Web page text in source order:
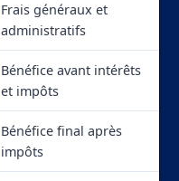
Frais généraux et
administratifs
Bénéfice avant intérêts
et impôts
Bénéfice final après
impôts